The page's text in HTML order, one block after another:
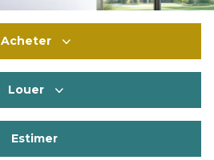
Acheter
Louer
Estimer